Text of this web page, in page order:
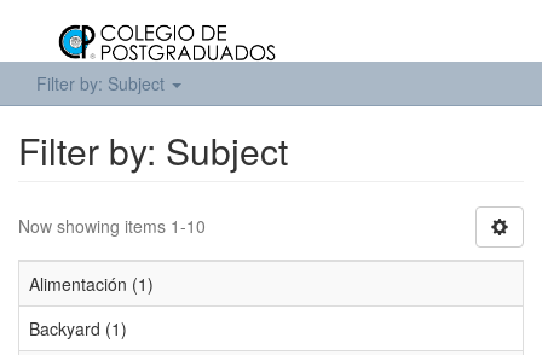
Filter by: Subject
Filter by: Subject
Now showing items 1-10
Alimentación (1)
Backyard (1)